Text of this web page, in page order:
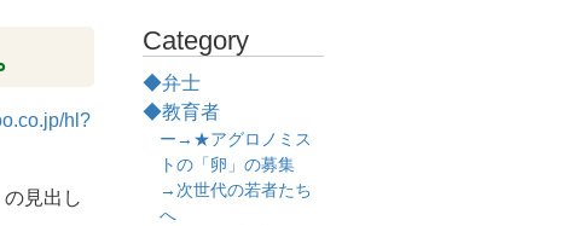
hl?
見出し
Category
◆弁士
◆教育者
ー→★アグロノミス
トの「卵」の募集
→次世代の若者たち
へ